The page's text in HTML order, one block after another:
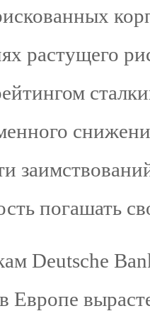
растущего
погашать
Deutsche
Европе